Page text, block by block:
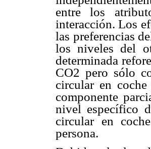
entre los
interacción. Los
las preferencias
los niveles del
determinada
CO2 pero sólo
circular en
componente
nivel específico
circular en
persona.